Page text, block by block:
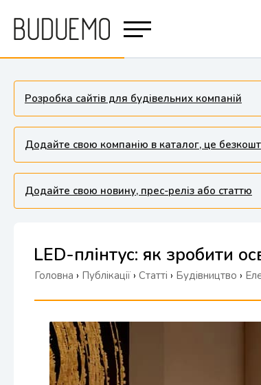
Розробка сайтів для будівельних компаній
Додайте свою компанію в каталог, це
Додайте свою новину, прес-реліз або статтю
LED-плінтус: як зробити
Головна › Публікації › Статті › Будівництво ›